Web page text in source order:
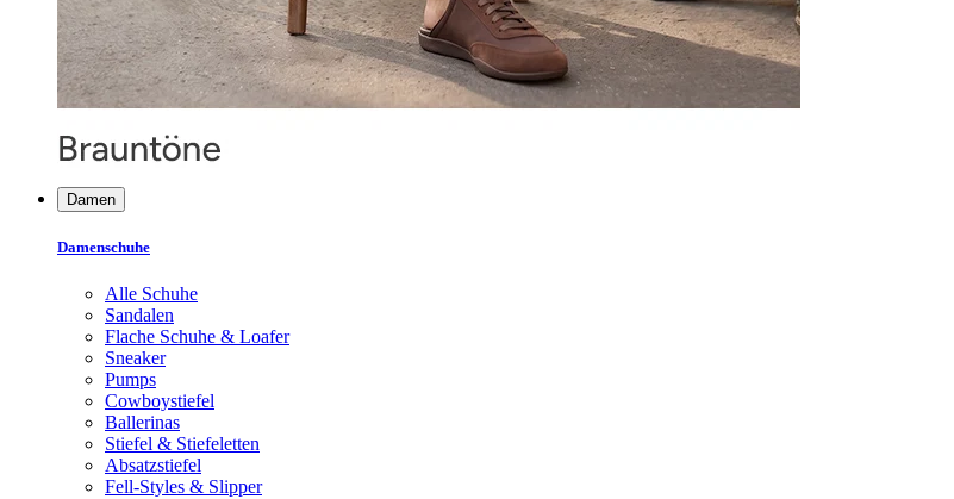
Damen
Damenschuhe
Alle Schuhe
Sandalen
Flache Schuhe & Loafer
Sneaker
Pumps
Cowboystiefel
Ballerinas
Stiefel & Stiefeletten
Absatzstiefel
Fell-Styles & Slipper